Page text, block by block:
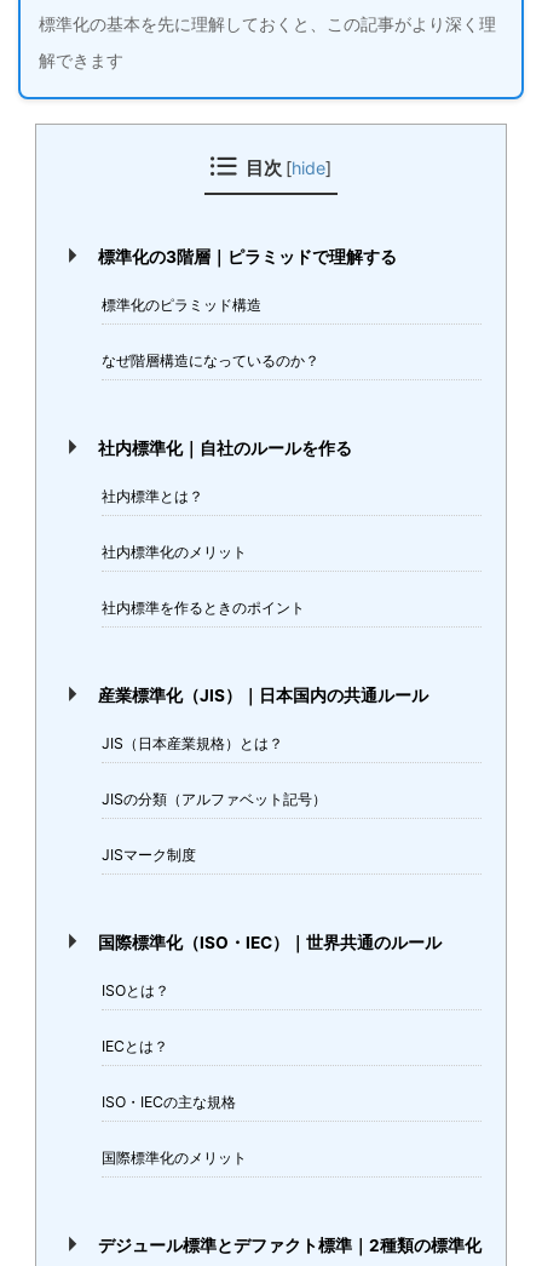
標準化の基本を先に理解しておくと、この記事がより深く理
解できます
目次 [hide]
標準化の3階層｜ピラミッドで理解する
標準化のピラミッド構造
なぜ階層構造になっているのか？
社内標準化｜自社のルールを作る
社内標準とは？
社内標準化のメリット
社内標準を作るときのポイント
産業標準化（JIS）｜日本国内の共通ルール
JIS（日本産業規格）とは？
JISの分類（アルファベット記号）
JISマーク制度
国際標準化（ISO・IEC）｜世界共通のルール
ISOとは？
IECとは？
ISO・IECの主な規格
国際標準化のメリット
デジュール標準とデファクト標準｜2種類の標準化